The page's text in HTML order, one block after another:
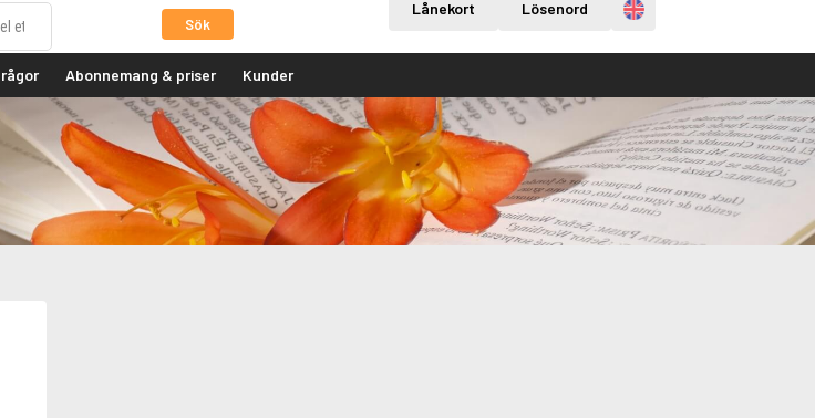
Sök
Lånekort Lösenord Engelska
Abonnemang & priser Kunder